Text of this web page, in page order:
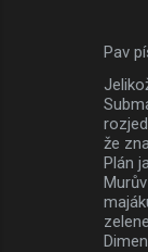
Pav
že
Plán